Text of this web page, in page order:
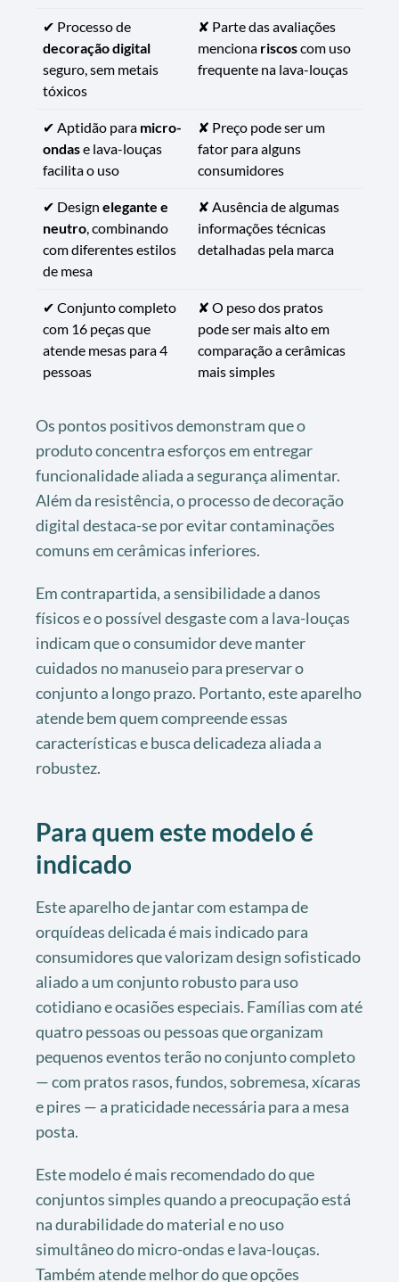
✔ Processo de
decoração digital
seguro, sem metais
tóxicos
✘ Parte das avaliações
menciona riscoscom uso
frequente na lava-louças
✔ Aptidão para micro-
ondase lava-louças
facilita o uso
✘ Preço pode ser um
fator para alguns
consumidores
✔ Design elegante e
neutro, combinando
com diferentes estilos
de mesa
✘ Ausência de algumas
informações técnicas
detalhadas pela marca
✔ Conjunto completo
com 16 peças que
atende mesas para 4
pessoas
✘ O peso dos pratos
pode ser mais alto em
comparação a cerâmicas
mais simples
Os pontos positivos demonstram que o
produto concentra esforços em entregar
funcionalidade aliada a segurança alimentar.
Além da resistência, o processo de decoração
digital destaca-se por evitar contaminações
comuns em cerâmicas inferiores.
Em contrapartida, a sensibilidade a danos
físicos e o possível desgaste com a lava-louças
indicam que o consumidor deve manter
cuidados no manuseio para preservar o
conjunto a longo prazo. Portanto, este aparelho
atende bem quem compreende essas
características e busca delicadeza aliada a
robustez.
Para quem este modelo é
indicado
Este aparelho de jantar com estampa de
orquídeas delicada é mais indicado para
consumidores que valorizam design sofisticado
aliado a um conjunto robusto para uso
cotidiano e ocasiões especiais. Famílias com até
quatro pessoas ou pessoas que organizam
pequenos eventos terão no conjunto completo
— com pratos rasos, fundos, sobremesa, xícaras
e pires — a praticidade necessária para a mesa
posta.
Este modelo é mais recomendado do que
conjuntos simples quando a preocupação está
na durabilidade do material e no uso
simultâneo do micro-ondas e lava-louças.
Também atende melhor do que opções